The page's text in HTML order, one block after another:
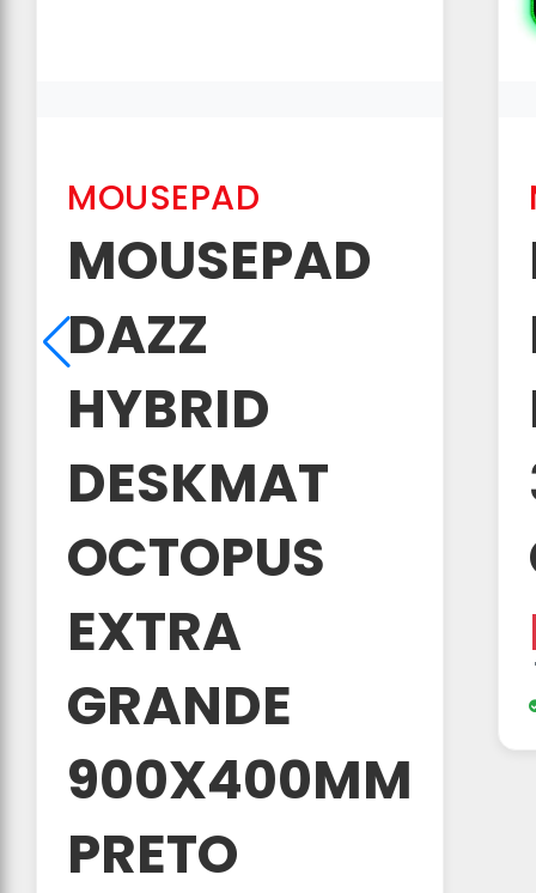
MOUSEPAD
MOUSEPAD
DAZZ
HYBRID
DESKMAT
OCTOPUS
EXTRA
GRANDE
900X400MM
PRETO